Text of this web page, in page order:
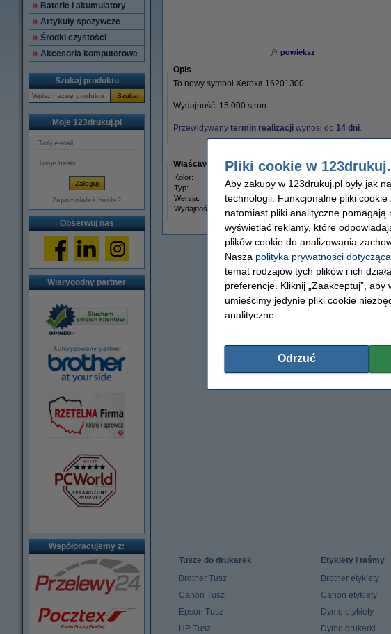
Baterie i akumulatory
Artykuły spożywcze
Środki czystości
Akcesoria komputerowe
Szukaj produktu
Szukaj
Moje 123drukuj.pl
Zapomniałeś hasła?
Obserwuj nas
Wiarygodny partner
Współpracujemy z:
powiększ
Opis
To nowy symbol Xeroxa 16201300
Wydajność: 15.000 stron
Przewidywany termin realizacji wynosi do 14 dni.
Właściwości
Kolor:
Typ:
wałek przenoszący
Wersja:
Standard
Wydajność:
± 15.000 stron
Tusze do drukarek
Brother Tusz
Canon Tusz
Epson Tusz
HP Tusz
Etykiety i taśmy
Brother etykiety
Canon etykiety
Dymo etykiety
Dymo drukarki
Pliki cookie w
Aby zakupy w 123drukuj.pl były jak
technologii. Funkcjonalne pliki cookie
natomiast pliki analityczne
wyświetlać reklamy, które
plików cookie do analizowania
Nasza polityka prywatności
temat rodzajów tych plików i ich
preferencje. Kliknij „Zaakceptuj”,
umieścimy jedynie pliki cookie
analityczne.
Odrzuć